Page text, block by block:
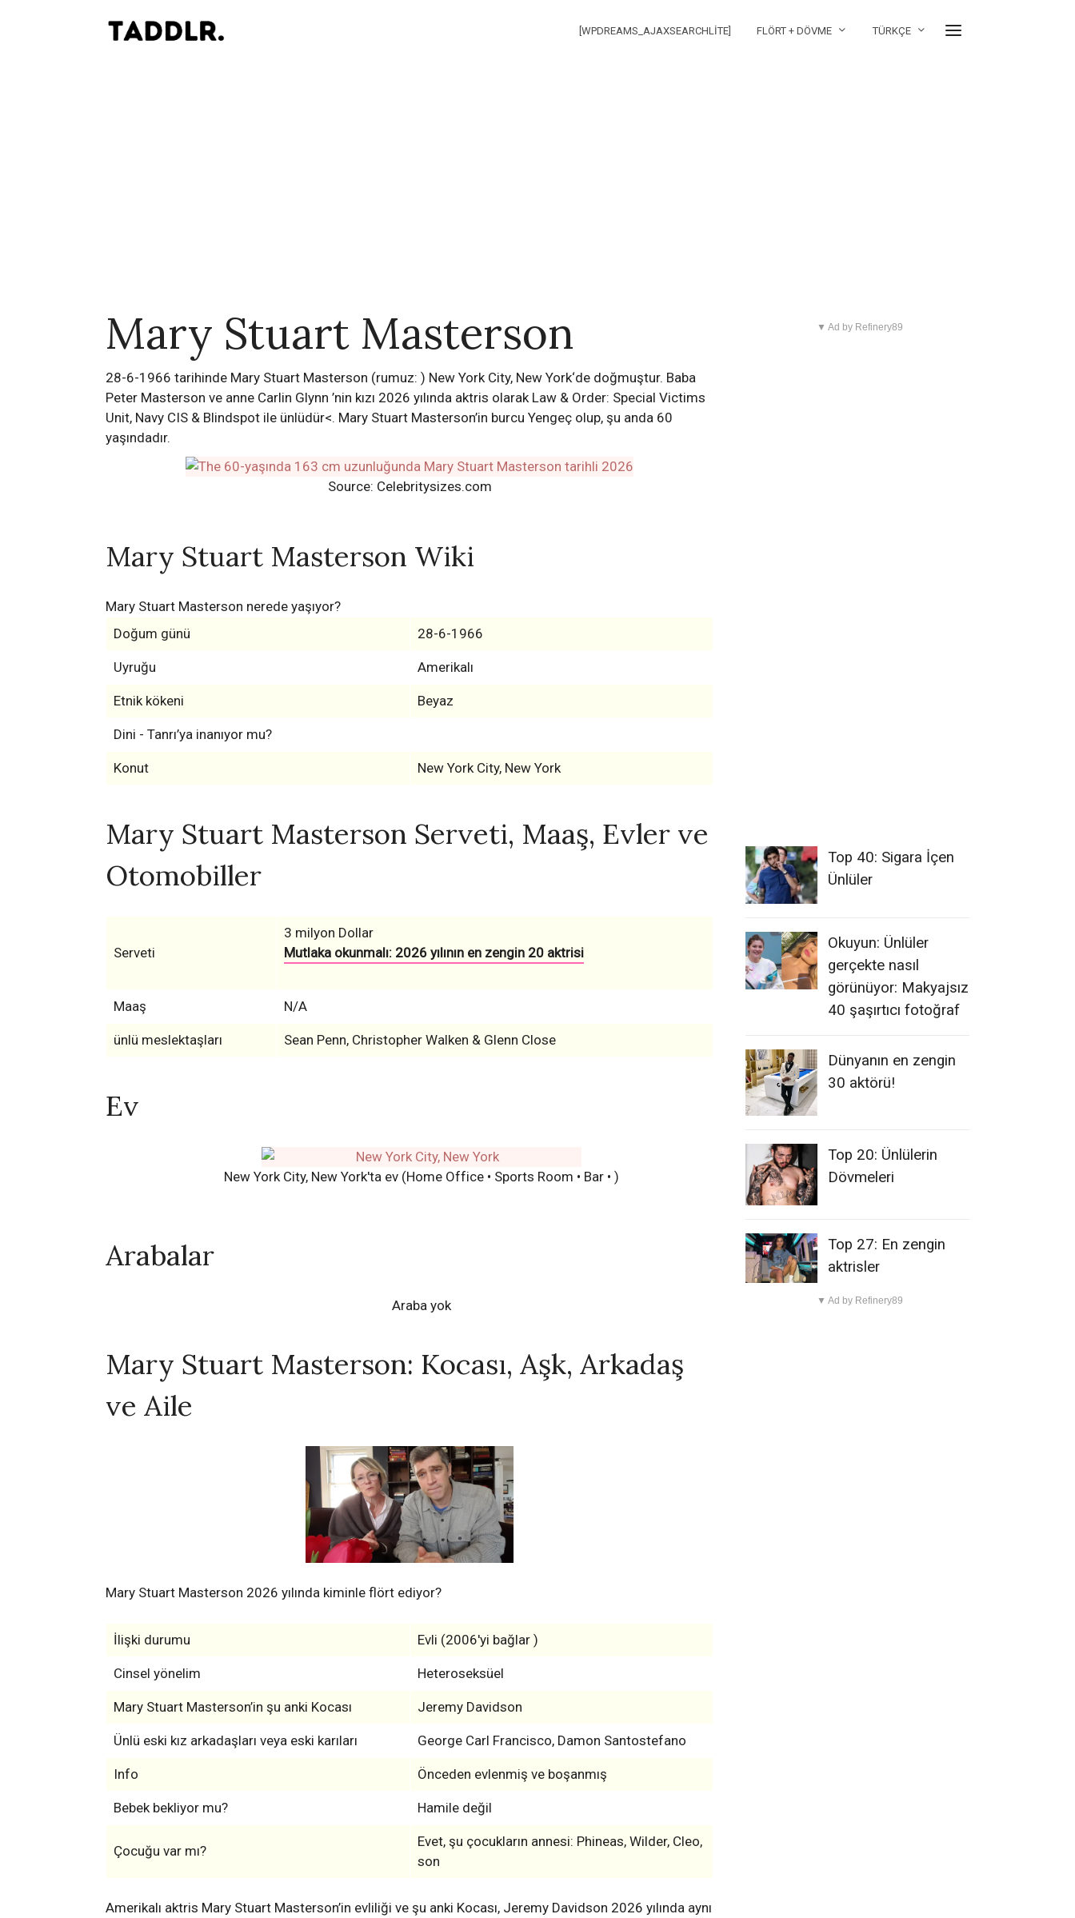
[WPDREAMS_AJAXSEARCHLITE] FLÖRT + DÖVME TÜRKÇE
Mary Stuart Masterson
28-6-1966 tarihinde Mary Stuart Masterson (rumuz: ) New York City, New York‘de doğmuştur. Baba
Peter Masterson ve anne Carlin Glynn ’nin kızı 2026 yılında aktris olarak Law & Order: Special Victims
Unit, Navy CIS & Blindspot ile ünlüdür<. Mary Stuart Masterson’in burcu Yengeç olup, şu anda 60
yaşındadır.
Source: Celebritysizes.com
Mary Stuart Masterson Wiki
Mary Stuart Masterson nerede yaşıyor?
Doğum günü
28-6-1966
Uyruğu Amerikalı
Etnik kökeni Beyaz
Dini - Tanrı’ya inanıyor mu?
Konut New York City, New York
Mary Stuart Masterson Serveti, Maaş, Evler ve
Otomobiller
Serveti
3 milyon Dollar
Mutlaka okunmalı: 2026 yılının en zengin 20 aktrisi
Maaş N/A
ünlü meslektaşları Sean Penn, Christopher Walken & Glenn Close
Ev
New York City, New York'ta ev (Home Office • Sports Room • Bar • )
Arabalar
Araba yok
Mary Stuart Masterson: Kocası, Aşk, Arkadaş
ve Aile
Mary Stuart Masterson 2026 yılında kiminle flört ediyor?
İlişki durumu Evli (2006'yi bağlar )
Cinsel yönelim Heteroseksüel
Mary Stuart Masterson’in şu anki Kocası Jeremy Davidson
Ünlü eski kız arkadaşları veya eski karıları George Carl Francisco, Damon Santostefano
Info Önceden evlenmiş ve boşanmış
Bebek bekliyor mu? Hamile değil
Çocuğu var mı?
Evet, şu çocukların annesi: Phineas, Wilder, Cleo,
son
Amerikalı aktris Mary Stuart Masterson’in evliliği ve şu anki Kocası, Jeremy Davidson 2026 yılında aynı
▼ Ad by Refinery89
Top 40: Sigara İçen
Ünlüler
Okuyun: Ünlüler
gerçekte nasıl
görünüyor: Makyajsız
40 şaşırtıcı fotoğraf
Dünyanın en zengin
30 aktörü!
Top 20: Ünlülerin
Dövmeleri
Top 27: En zengin
aktrisler
▼ Ad by Refinery89